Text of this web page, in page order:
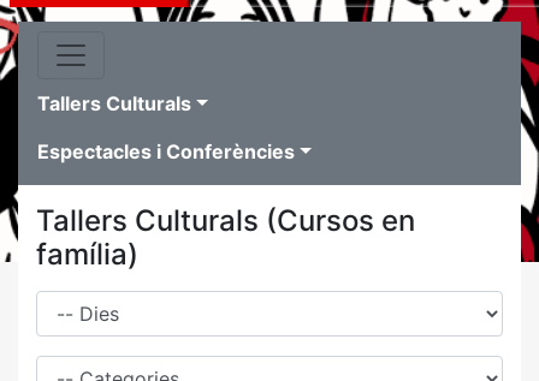
Tallers Culturals
Espectacles i Conferències
Tallers Culturals (Cursos en
família)
Dies
Família